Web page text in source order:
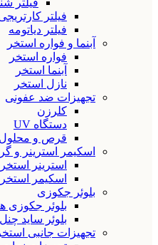
فیلتر
فیلتر دیاتومه
آبنما و فواره استخر
فواره استخر
آبنما استخر
نازل استخر
تجهیزات ضد عفونی
کلرزن
دستگاه UV
قرص و محلول
اسکیمر استرینر و
استرینر استخر
اسکیمر استخر
بلوئر جکوزی
بلوئر جکوزی
بلوئر ساید
تجهیزات جانبی استخر